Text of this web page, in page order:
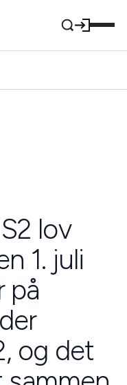
lov
1. juli
på
og det